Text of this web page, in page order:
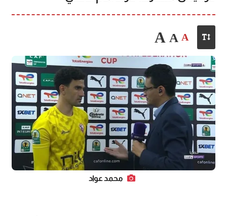
A
A
A
محمد عواد